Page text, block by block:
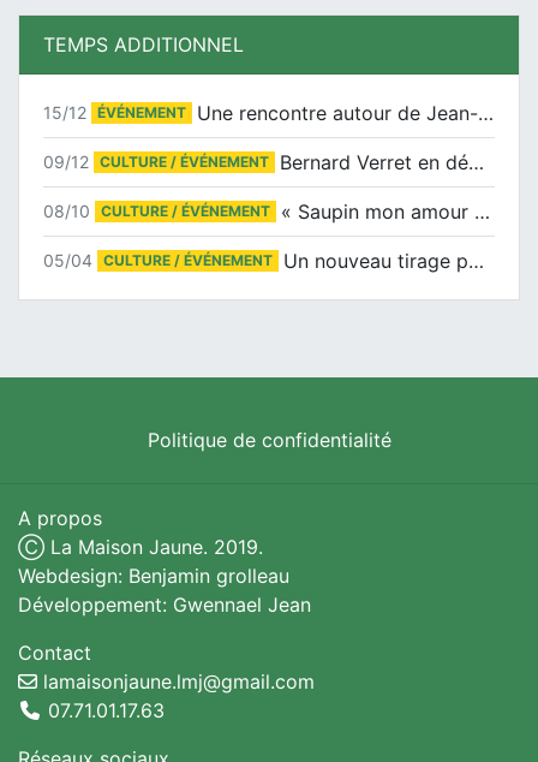
TEMPS ADDITIONNEL
15/12 ÉVÉNEMENT Une rencontre autour de Jean-Claude Suaudeau
09/12 CULTURE / ÉVÉNEMENT Bernard Verret en dédicaces le samedi 13 décembre à l’Espace Culturel Atlantis
08/10 CULTURE / ÉVÉNEMENT « Saupin mon amour » au salon du livre de Trentemoult
05/04 CULTURE / ÉVÉNEMENT Un nouveau tirage pour le Docu-BD
Politique de confidentialité
A propos
Ⓒ La Maison Jaune. 2019.
Webdesign: Benjamin grolleau
Développement: Gwennael Jean
Contact
lamaisonjaune.lmj@gmail.com
07.71.01.17.63